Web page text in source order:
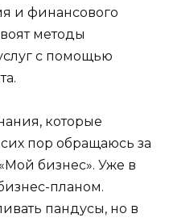
и финансового
методы
с помощью
которые
пор обращаюсь за
бизнес». Уже в
планом.
пандусы, но в